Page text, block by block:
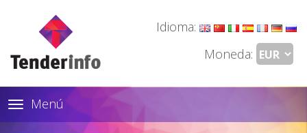
Idioma:
Moneda:
Toggle
navigation
Menú